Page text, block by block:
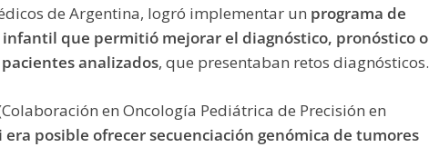
de Argentina, logró implementar un programa de
que permitió mejorar el diagnóstico, pronóstico o
analizados, que presentaban retos diagnósticos.
en Oncología Pediátrica de Precisión en
era posible ofrecer secuenciación genómica de tumores